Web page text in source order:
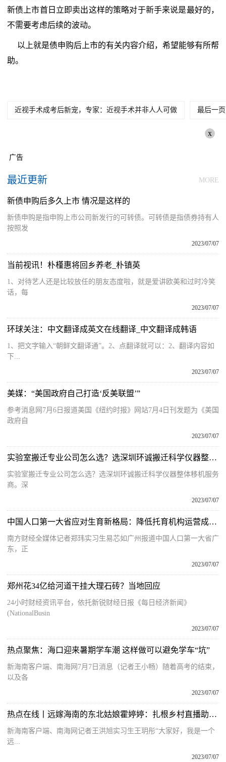
新债上市首日立即卖出这样的策略对于新手来说是最好的，
不需要考虑后续的波动。
以上就是债申购后上市的有关内容介绍，希望能够有所帮
助。
近视手术成考后新宠，专家：近视手术并非人人可做 最后一页
x
广告
最近更新 MORE
新债申购后多久上市 情况是这样的
新债申购是指申购上市公司新发行的可转债。可转债是指债券持有人
按照发
2023/07/07
当前视讯！朴槿惠将回乡养老_朴镇英
1、对待艺人还是比较放任的朋友态度啦，就是爱讲欧美和过时冷笑
话，每
2023/07/07
环球关注：中文翻译成英文在线翻译_中文翻译成韩语
1、把文字输入“朝鲜文翻译通”。2、点翻译就可以：2、翻译内容如
下...
2023/07/07
美媒：“美国政府自己打造‘反美联盟’”
参考消息网7月6日报道美国《纽约时报》网站7月4日刊发题为《美国
政府自
2023/07/07
实验室搬迁专业公司怎么选？选深圳环诚搬迁科学仪器整体移机服务商
实验室搬迁专业公司怎么选？选深圳环诚搬迁科学仪器整体移机服务
商。深
2023/07/07
中国人口第一大省应对生育新格局：降低托育机构运营成本，广佛莞备案机构均超200家
南方财经全媒体记者郑玮实习生易芯如广州报道中国人口第一大省广
东，正
2023/07/07
郑州花34亿给河道干挂大理石砖？当地回应
24小时财经资讯平台，依托新锐财经日报《每日经济新闻》
(NationalBusin
2023/07/07
热点聚焦：海口迎来暑期学车潮 这样做可以避免学车“坑”
新海南客户端、南海网7月7日消息（记者王小畅）随着高考的结束，
以及各
2023/07/07
热点在线丨远嫁海南的东北姑娘霍婷婷：扎根乡村直播助农 助力乡村振兴
新海南客户端、南海网记者王洪旭实习生王玥彤“大家好，我是一个
远...
2023/07/07